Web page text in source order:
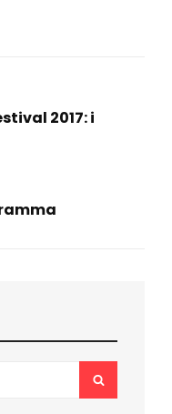
2017: i
SEARCH